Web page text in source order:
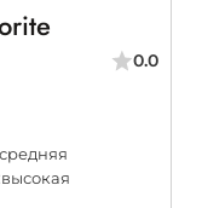
0.0
средняя
высокая